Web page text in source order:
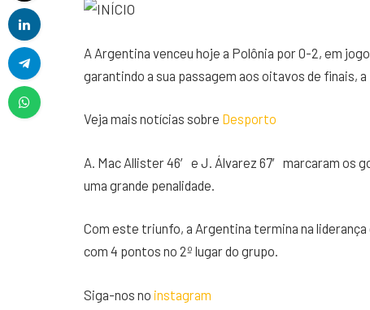
A Argentina venceu hoje a Polônia por 0-2, em
garantindo a sua passagem aos oitavos de finais,
Veja mais notícias sobre Desporto
A. Mac Allister 46′ e J. Álvarez 67′ marcaram os
uma grande penalidade.
Com este triunfo, a Argentina termina na
com 4 pontos no 2º lugar do grupo.
Siga-nos no instagram